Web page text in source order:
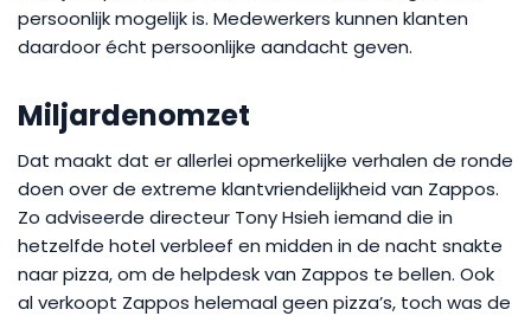
persoonlijk mogelijk is. Medewerkers kunnen klanten
daardoor écht persoonlijke aandacht geven.
Miljardenomzet
Dat maakt dat er allerlei opmerkelijke verhalen de ronde
doen over de extreme klantvriendelijkheid van Zappos.
Zo adviseerde directeur Tony Hsieh iemand die in
hetzelfde hotel verbleef en midden in de nacht snakte
naar pizza, om de helpdesk van Zappos te bellen. Ook
al verkoopt Zappos helemaal geen pizza’s, toch was de